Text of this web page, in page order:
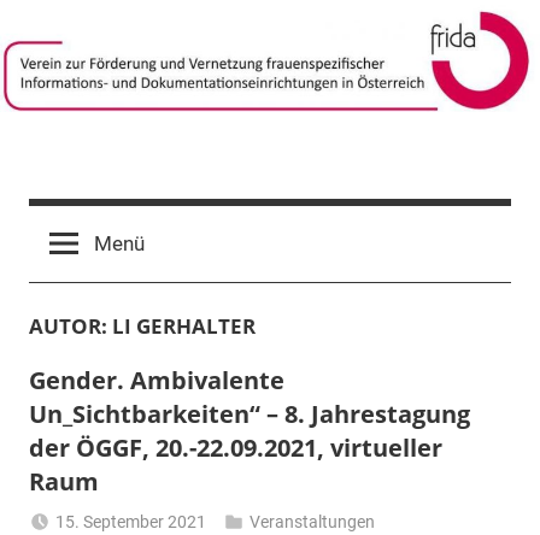
Inhalt
springen
frida-
verein
Förderung
frauenspezifischer
und
Dokumentationseinrichtungen
in
Österreich
Menü
AUTOR: LI GERHALTER
Gender. Ambivalente
Un_Sichtbarkeiten“ – 8. Jahrestagung
der ÖGGF, 20.-22.09.2021, virtueller
Raum
15. September 2021
Veranstaltungen